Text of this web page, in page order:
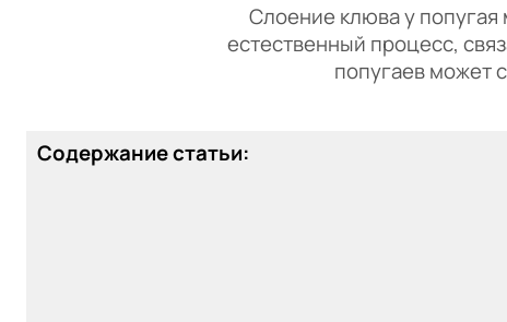
Слоение клюва у попугая
естественный процесс,
попугаев может
Содержание статьи: